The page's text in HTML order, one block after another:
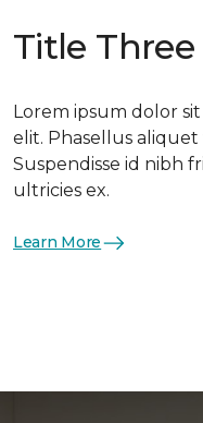
Title Three
Lorem ipsum dolor
elit. Phasellus
Suspendisse id nibh
ultricies ex.
Learn More